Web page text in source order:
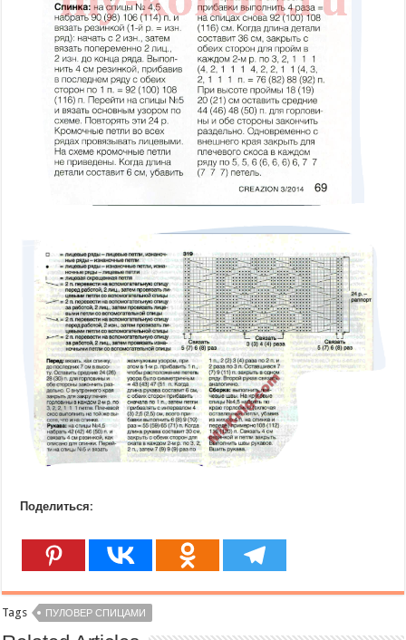
Поделиться:
Tags ПУЛОВЕР СПИЦАМИ